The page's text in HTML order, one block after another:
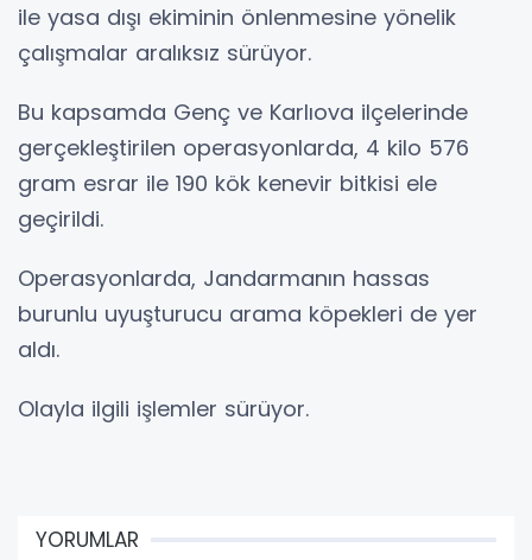
ile yasa dışı ekiminin önlenmesine yönelik
çalışmalar aralıksız sürüyor.
Bu kapsamda Genç ve Karlıova ilçelerinde
gerçekleştirilen operasyonlarda, 4 kilo 576
gram esrar ile 190 kök kenevir bitkisi ele
geçirildi.
Operasyonlarda, Jandarmanın hassas
burunlu uyuşturucu arama köpekleri de yer
aldı.
Olayla ilgili işlemler sürüyor.
YORUMLAR